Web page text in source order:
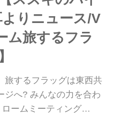
りニュース/V
ム旅するフラ
旅するフラッグは東西共
ジへ? みんなの力を合わ
ームミーティング